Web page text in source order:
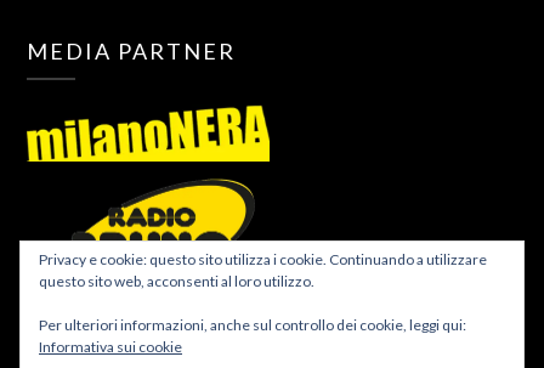
MEDIA PARTNER
Privacy e cookie: questo sito utilizza i cookie. Continuando a utilizzare
questo sito web, acconsenti al loro utilizzo.
Per ulteriori informazioni, anche sul controllo dei cookie, leggi qui:
Informativa sui cookie